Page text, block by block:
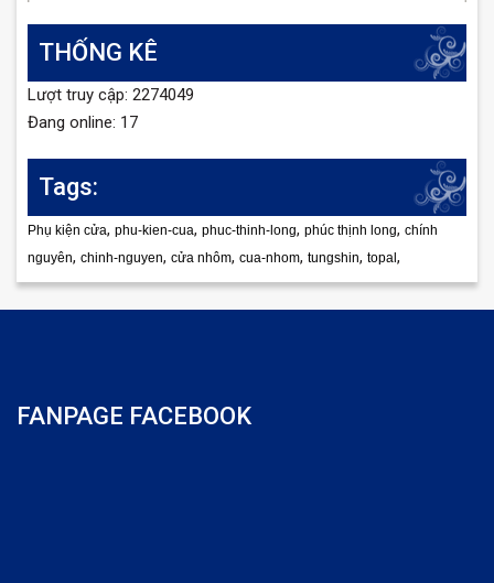
THỐNG KÊ
Lượt truy cập: 2274049
Đang online: 17
Tags:
Phụ kiện cửa, phu-kien-cua, phuc-thinh-long, phúc thịnh long, chính
nguyên, chinh-nguyen, cửa nhôm, cua-nhom, tungshin, topal ,
FANPAGE FACEBOOK